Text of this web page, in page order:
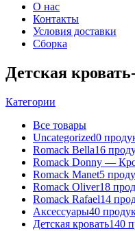
О нас
Контакты
Условия доставки
Сборка
Детская
Категории
Все товары
Uncategorized0
Romack Bella16
Romack Donny —
Romack Manet5
Romack Oliver18
Romack Rafael14
Аксессуары40
Детская кровать140